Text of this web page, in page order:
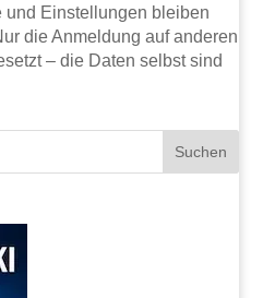
und Einstellungen bleiben
die Anmeldung auf anderen
– die Daten selbst sind